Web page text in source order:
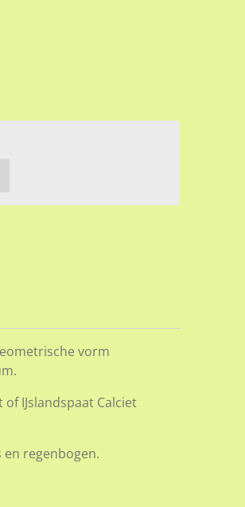
vorm
IJslandspaat Calciet
regenbogen.